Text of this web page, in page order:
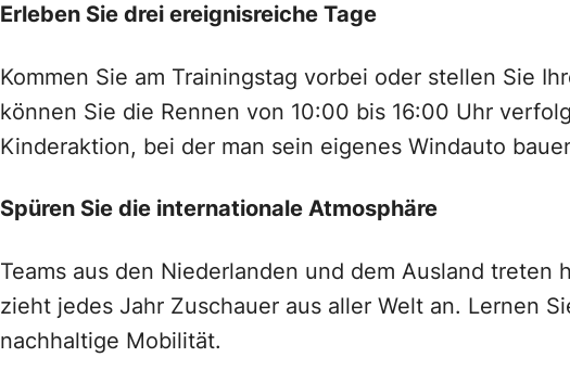
Erleben Sie drei ereignisreiche Tage
Kommen Sie am Trainingstag vorbei oder stellen Sie
können Sie die Rennen von 10:00 bis 16:00 Uhr
Kinderaktion, bei der man sein eigenes Windauto
Spüren Sie die internationale Atmosphäre
Teams aus den Niederlanden und dem Ausland
zieht jedes Jahr Zuschauer aus aller Welt an. Lernen
nachhaltige Mobilität.